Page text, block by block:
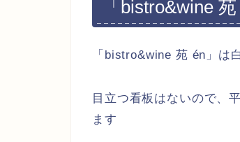
「bistro&wine 苑
「bistro&wine 苑 én」は
目立つ看板はないので、
ます